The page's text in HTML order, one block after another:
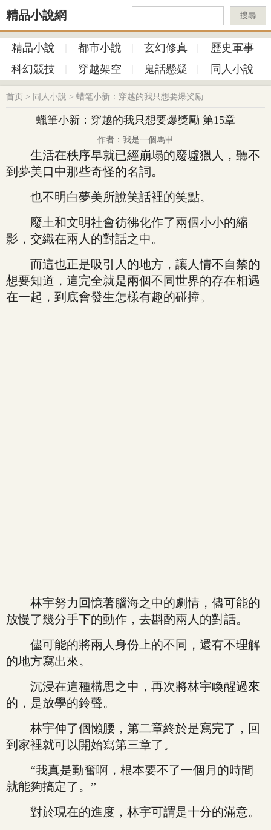
精品小說網 搜尋
精品小說 都市小說 玄幻修真
歷史軍事
科幻競技
穿越架空 鬼話懸疑 同人小說
首页 > 同人小說 > 蜡笔小新：穿越的我只想要爆奖励
蠟筆小新：穿越的我只想要爆獎勵 第15章
作者：我是一個馬甲
生活在秩序早就已經崩塌的廢墟獵人，聽不
到夢美口中那些奇怪的名詞。
也不明白夢美所說笑話裡的笑點。
廢土和文明社會彷彿化作了兩個小小的縮
影，交織在兩人的對話之中。
而這也正是吸引人的地方，讓人情不自禁的
想要知道，這完全就是兩個不同世界的存在相遇
在一起，到底會發生怎樣有趣的碰撞。
林宇努力回憶著腦海之中的劇情，儘可能的
放慢了幾分手下的動作，去斟酌兩人的對話。
儘可能的將兩人身份上的不同，還有不理解
的地方寫出來。
沉浸在這種構思之中，再次將林宇喚醒過來
的，是放學的鈴聲。
林宇伸了個懶腰，第二章終於是寫完了，回
到家裡就可以開始寫第三章了。
“我真是勤奮啊，根本要不了一個月的時間
就能夠搞定了。”
對於現在的進度，林宇可謂是十分的滿意。